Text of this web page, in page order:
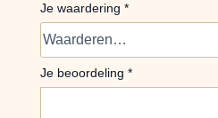
Je waardering *
Je beoordeling *